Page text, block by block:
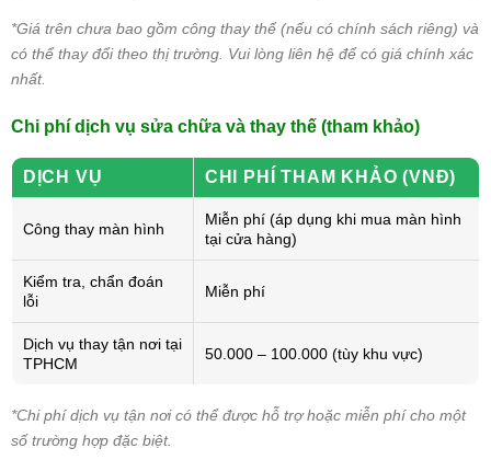
*Giá trên chưa bao gồm công thay thế (nếu có chính sách riêng) và
có thể thay đổi theo thị trường. Vui lòng liên hệ để có giá chính xác
nhất.
Chi phí dịch vụ sửa chữa và thay thế (tham khảo)
DỊCH VỤ CHI PHÍ THAM KHẢO (VNĐ)
Công thay màn hình
Miễn phí (áp dụng khi mua màn hình
tại cửa hàng)
Kiểm tra, chẩn đoán
lỗi
Miễn phí
Dịch vụ thay tận nơi tại
TPHCM
50.000 – 100.000 (tùy khu vực)
*Chi phí dịch vụ tận nơi có thể được hỗ trợ hoặc miễn phí cho một
số trường hợp đặc biệt.